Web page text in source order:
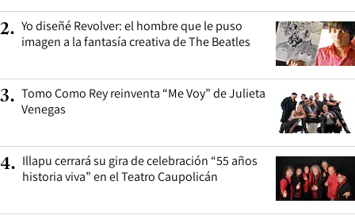
2. Yo diseñé Revolver: el hombre que le puso
imagen a la fantasía creativa de The Beatles
3. Tomo Como Rey reinventa “Me Voy” de Julieta
Venegas
4. Illapu cerrará su gira de celebración “55 años
historia viva” en el Teatro Caupolicán